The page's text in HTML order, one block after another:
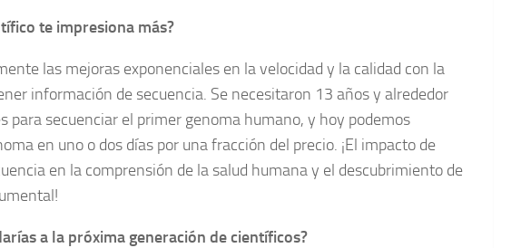
te impresiona más?
las mejoras exponenciales en la velocidad y la calidad con la
información de secuencia. Se necesitaron 13 años y alrededor
para secuenciar el primer genoma humano, y hoy podemos
en uno o dos días por una fracción del precio. ¡El impacto de
en la comprensión de la salud humana y el descubrimiento de
a la próxima generación de científicos?